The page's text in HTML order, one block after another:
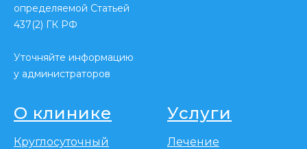
определяемой Статьей
437(2) ГК РФ
Уточняйте информацию
у администраторов
О клинике
Круглосуточный
Услуги
Лечение
Лицензия № Л041-01125-54/00349780 от
25 декабря 2017 г.